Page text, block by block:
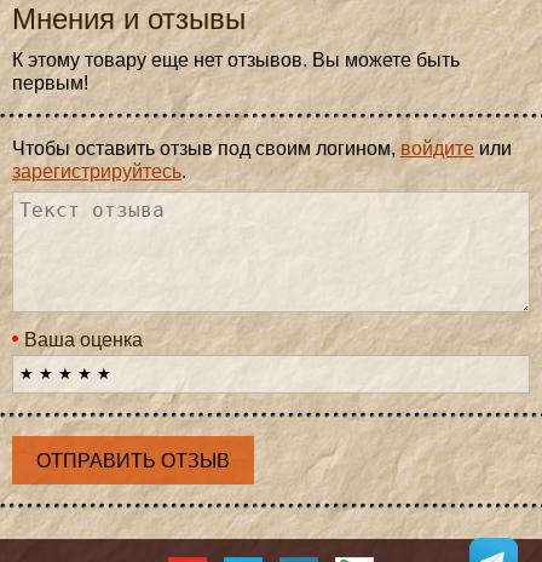
Мнения и отзывы
К этому товару еще нет отзывов. Вы можете быть
первым!
Чтобы оставить отзыв под своим логином, войдите или
зарегистрируйтесь.
Ваша оценка